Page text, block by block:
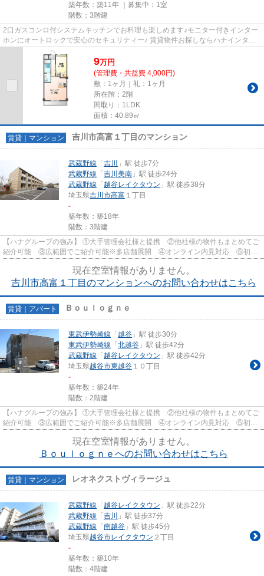
築年数：築11年 ｜募集中： 1室
階数：3階建
2口ガスコンロ付システムキッチンでお料理も楽しめます♪モニター付きインター
ホンにオートロックで安心のセキュリティー♪ 賃貸物件お探しならハナインター
ナショナルにお任せ下さい♪
9万円
(管理費・共益費 4,000円)
敷：1ヶ月｜礼：1ヶ月
所在階：2階
間取り：1LDK
面積：40.89㎡
賃貸｜マンション 吉川市高富１丁目のマンション
武蔵野線 「 吉川
」駅 徒歩7分
武蔵野線 「 吉川美南 」駅 徒歩24分
武蔵野線 「 越谷レイクタウン 」駅 徒歩38分
埼玉県吉川市高富 １丁目
-
築年数：築18年
階数：3階建
【ハナグループの強み】 ①大手管理会社様と提携 ②他社様の物件もまとめてご
紹介可能 ③広範囲でご紹介可能※多店舗展開 ④オンライン内見対応 ⑤初期
現在空室情報がありません。
吉川市高富１丁目のマンションへのお問い合わせはこちら
賃貸｜アパート Ｂｏｕｌｏｇｎｅ
東武伊勢崎線 「 越谷 」駅 徒歩30分
東武伊勢崎線 「 北越谷 」駅 徒歩42分
武蔵野線 「 越谷レイクタウン 」駅 徒歩42分
埼玉県越谷市東越谷 １０丁目
-
築年数：築24年
階数：2階建
【ハナグループの強み】 ①大手管理会社様と提携 ②他社様の物件もまとめてご
紹介可能 ③広範囲でご紹介可能※多店舗展開 ④オンライン内見対応 ⑤初期
現在空室情報がありません。
Ｂｏｕｌｏｇｎｅへのお問い合わせはこちら
賃貸｜マンション レオネクストヴィラージュ
武蔵野線 「 越谷レイクタウン 」駅 徒歩22分
武蔵野線 「 吉川
」駅 徒歩37分
武蔵野線 「 南越谷 」駅 徒歩45分
埼玉県越谷市レイクタウン ２丁目
-
築年数：築10年
階数：4階建